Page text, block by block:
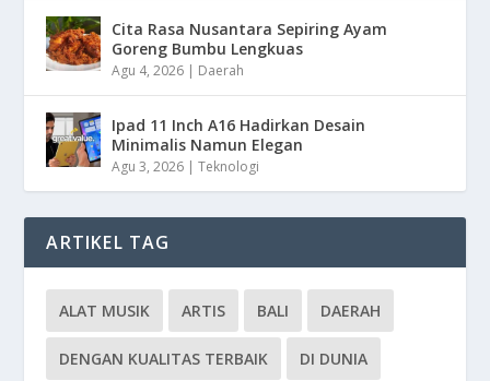
Cita Rasa Nusantara Sepiring Ayam
Goreng Bumbu Lengkuas
Agu 4, 2026 Daerah
Ipad 11 Inch A16 Hadirkan Desain
Minimalis Namun Elegan
Agu 3, 2026 |Teknologi
ARTIKEL TAG
ALAT MUSIK ARTIS BALI DAERAH
DENGAN KUALITAS TERBAIK DI DUNIA